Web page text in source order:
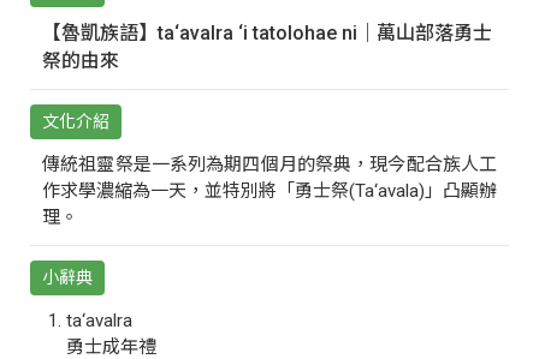
【魯凱族語】ta‘avalra ‘i tatolohae ni｜萬山部落勇士
祭的由來
文化介紹
傳統祖靈祭是一系列為期四個月的祭典，現今配合族人工
作求學濃縮為一天，並特別將「勇士祭(Ta‘avala)」凸顯辦
理。
小辭典
ta‘avalra
勇士成年禮